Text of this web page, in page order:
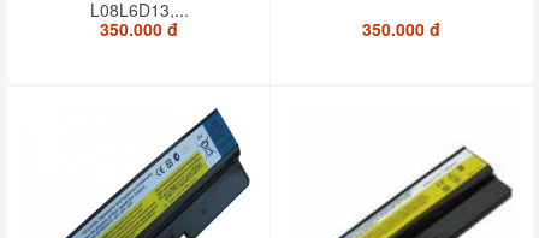
L08L6D13,...
350.000 đ
350.000 đ